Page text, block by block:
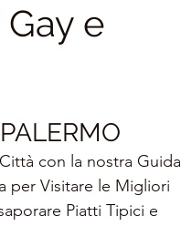
e
con la nostra Guida
per Visitare le Migliori
Piatti Tipici e